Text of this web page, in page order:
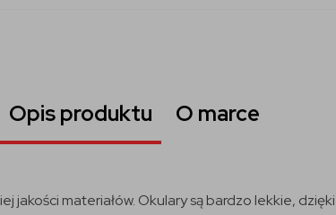
Opis produktu O marce
jakości materiałów. Okulary są bardzo lekkie,